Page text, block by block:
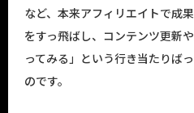
など、本来アフィリエイトで成
をすっ飛ばし、コンテンツ更新
ってみる」という行き当たりば
のです。